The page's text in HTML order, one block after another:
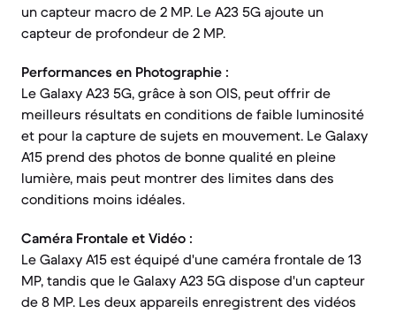
un capteur macro de 2 MP. Le A23 5G ajoute un
capteur de profondeur de 2 MP.
Performances en Photographie :
Le Galaxy A23 5G, grâce à son OIS, peut offrir de
meilleurs résultats en conditions de faible luminosité
et pour la capture de sujets en mouvement. Le Galaxy
A15 prend des photos de bonne qualité en pleine
lumière, mais peut montrer des limites dans des
conditions moins idéales.
Caméra Frontale et Vidéo :
Le Galaxy A15 est équipé d'une caméra frontale de 13
MP, tandis que le Galaxy A23 5G dispose d'un capteur
de 8 MP. Les deux appareils enregistrent des vidéos